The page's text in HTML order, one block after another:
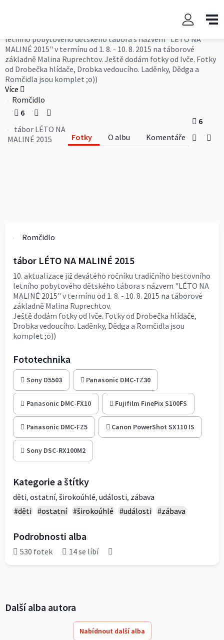
tábor LÉTO NA MALINÉ 2015
letního pobytového dětského tábora s názvem "LÉTO NA
MALINÉ 2015" v termínu od 1. 8. - 10. 8. 2015 na táborové
základně Malina Ruprechtov. Ještě dodám fotky od Ivče. Fotky
od Drobečka hlídače, Drobka vedoucího. Laděnky, Dědga a
Romčidla jsou komplet ;o))
Více
Romčidlo
6
tábor LÉTO NA
MALINÉ 2015
Fotky O albu Komentáře
6
Romčidlo
tábor LÉTO NA MALINÉ 2015
10. aktualizace již devátého ročníku tradičního bestovního
letního pobytového dětského tábora s názvem "LÉTO NA
MALINÉ 2015" v termínu od 1. 8. - 10. 8. 2015 na táborové
základně Malina Ruprechtov.
Ještě dodám fotky od Ivče. Fotky od Drobečka hlídače,
Drobka vedoucího. Laděnky, Dědga a Romčidla jsou
komplet ;o))
Fototechnika
Sony D5503 Panasonic DMC-TZ30
Panasonic DMC-FX10 Fujifilm FinePix S100FS
Panasonic DMC-FZ5 Canon PowerShot SX110 IS
Sony DSC-RX100M2
Kategorie a štítky
děti, ostatní, širokoúhlé, události, zábava
#děti
#ostatní #širokoúhlé #události #zábava
Podrobnosti alba
530 fotek 14 se líbí
Další alba autora
Nabídnout další alba